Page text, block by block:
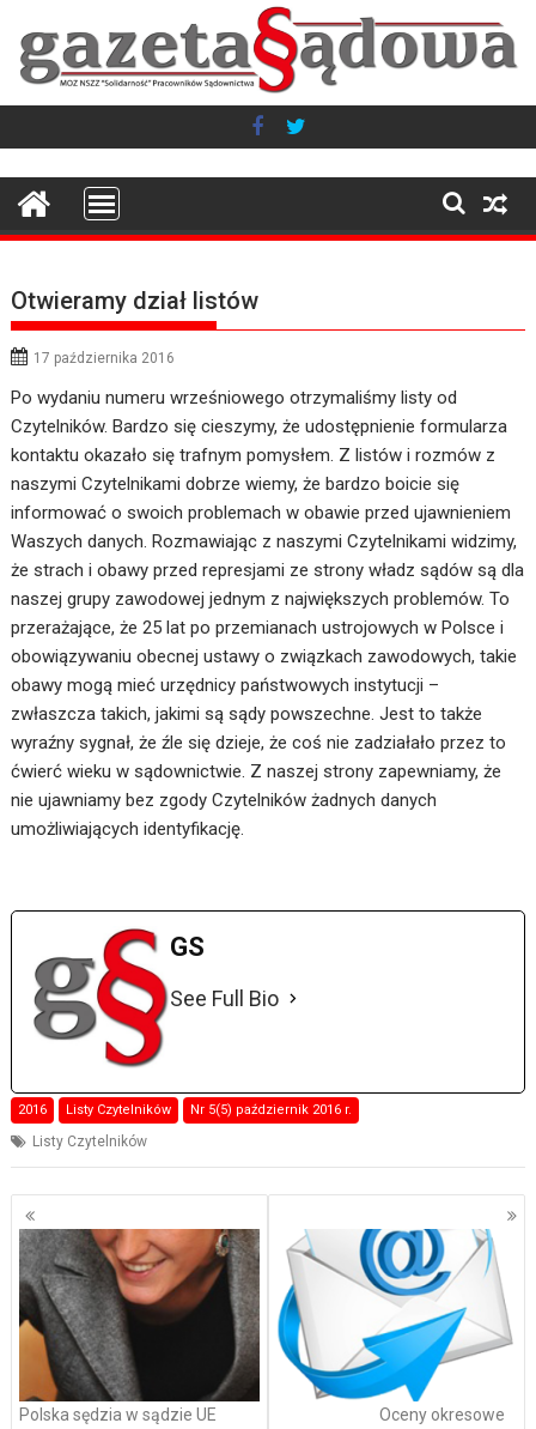
content
Otwieramy dział listów
17 października 2016
Po wydaniu numeru wrześniowego otrzymaliśmy listy od
Czytelników. Bardzo się cieszymy, że udostępnienie formularza
kontaktu okazało się trafnym pomysłem. Z listów i rozmów z
naszymi Czytelnikami dobrze wiemy, że bardzo boicie się
informować o swoich problemach w obawie przed ujawnieniem
Waszych danych. Rozmawiając z naszymi Czytelnikami widzimy,
że strach i obawy przed represjami ze strony władz sądów są dla
naszej grupy zawodowej jednym z największych problemów. To
przerażające, że 25 lat po przemianach ustrojowych w Polsce i
obowiązywaniu obecnej ustawy o związkach zawodowych, takie
obawy mogą mieć urzędnicy państwowych instytucji –
zwłaszcza takich, jakimi są sądy powszechne. Jest to także
wyraźny sygnał, że źle się dzieje, że coś nie zadziałało przez to
ćwierć wieku w sądownictwie. Z naszej strony zapewniamy, że
nie ujawniamy bez zgody Czytelników żadnych danych
umożliwiających identyfikację.
GS
See Full Bio
2016 Listy Czytelników Nr 5(5) październik 2016 r.
Listy Czytelników
Nawigacja
po
wpisach
Polska sędzia w sądzie UE Oceny okresowe